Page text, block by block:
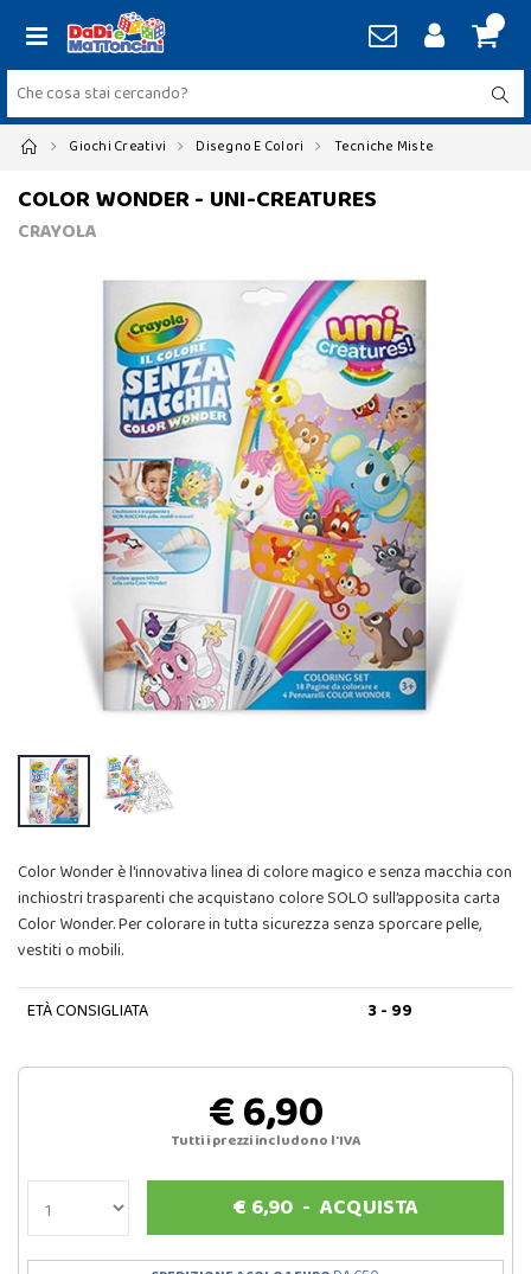
Giochi Creativi Disegno E Colori Tecniche Miste
COLOR WONDER - UNI-CREATURES
CRAYOLA
Color Wonder è l'innovativa linea di colore magico e senza macchia con
inchiostri trasparenti che acquistano colore SOLO sull’apposita carta
Color Wonder. Per colorare in tutta sicurezza senza sporcare pelle,
vestiti o mobili.
ETÀ CONSIGLIATA 3 - 99
€ 6,90
Tutti i prezzi includono l'IVA
€ 6,90- ACQUISTA